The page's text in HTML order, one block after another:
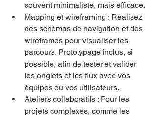
souvent minimaliste, mais efficace.
Mapping et wireframing : Réalisez
des schémas de navigation et des
wireframes pour visualiser les
parcours. Prototypage inclus, si
possible, afin de tester et valider
les onglets et les flux avec vos
équipes ou vos utilisateurs.
Ateliers collaboratifs : Pour les
projets complexes, comme les